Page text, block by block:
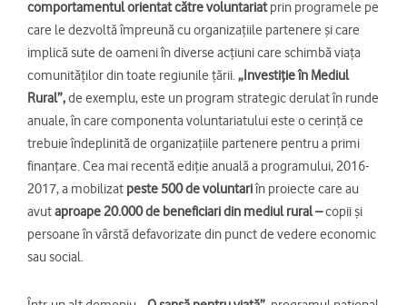
comportamentul orientat către voluntariatprin programele pe
care le dezvoltă împreună cu organizațiile partenere și care
implică sute de oameni în diverse acțiuni care schimbă viața
comunităților din toate regiunile țării.„Investiție în Mediul
Rural”,de exemplu, este un program strategic derulat în runde
anuale, în care componenta voluntariatului este o cerință ce
trebuie îndeplinită de organizațiile partenere pentru a primi
finanțare. Cea mai recentă ediție anuală a programului, 2016-
2017, a mobilizat peste 500 de voluntariîn proiecte care au
avutaproape 20.000 de beneficiari din mediul rural –copii și
persoane în vârstă defavorizate din punct de vedere economic
sau social.